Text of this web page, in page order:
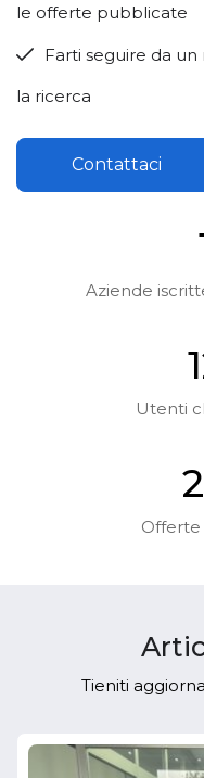
le offerte pubblicate
Farti seguire da
la ricerca
Contattaci
Aziende
Utenti
Offerte
Tieniti